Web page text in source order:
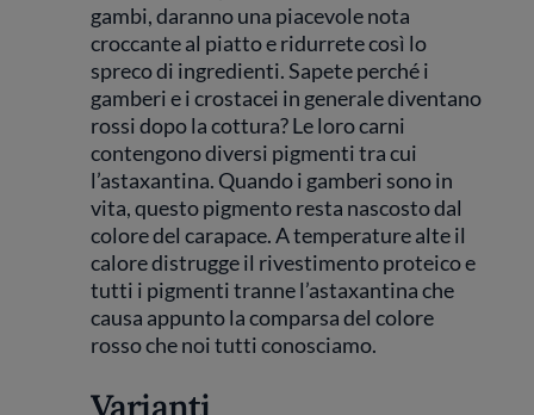
gambi, daranno una piacevole nota
croccante al piatto e ridurrete così lo
spreco di ingredienti. Sapete perché i
gamberi e i crostacei in generale diventano
rossi dopo la cottura? Le loro carni
contengono diversi pigmenti tra cui
l’astaxantina. Quando i gamberi sono in
vita, questo pigmento resta nascosto dal
colore del carapace. A temperature alte il
calore distrugge il rivestimento proteico e
tutti i pigmenti tranne l’astaxantina che
causa appunto la comparsa del colore
rosso che noi tutti conosciamo.